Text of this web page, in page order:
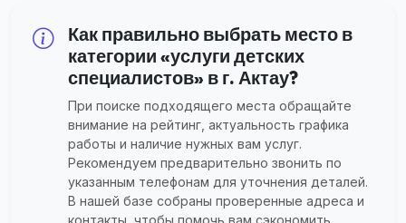
Как правильно выбрать место в
категории «услуги детских
специалистов» в г. Актау?
При поиске подходящего места обращайте
внимание на рейтинг, актуальность графика
работы и наличие нужных вам услуг.
Рекомендуем предварительно звонить по
указанным телефонам для уточнения деталей.
В нашей базе собраны проверенные адреса и
контакты, чтобы помочь вам сэкономить